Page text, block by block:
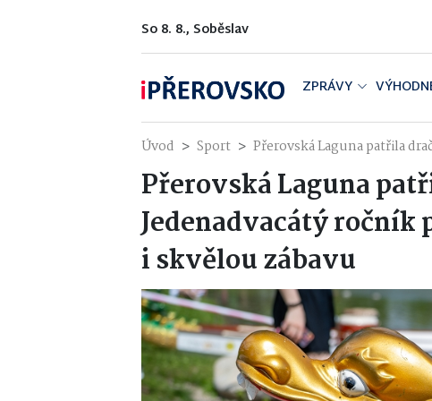
So 8. 8., Soběslav
ZPRÁVY
Úvod Sport Přerovská Laguna patřila
Přerovská Laguna
Jedenadvacátý ročník
i skvělou zábavu